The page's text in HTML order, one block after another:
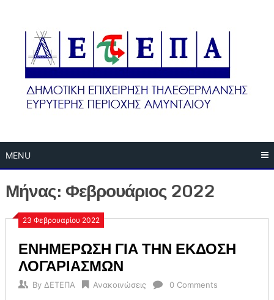
content
MENU
Μήνας:Φεβρουάριος 2022
23 Φεβρουαρίου 2022
ΕΝΗΜΕΡΩΣΗ ΓΙΑ ΤΗΝ ΕΚΔΟΣΗ
ΛΟΓΑΡΙΑΣΜΩΝ
By ΔΕΤΕΠΑ Ανακοινώσεις 0 Comments